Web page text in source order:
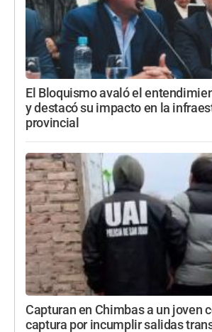
El Bloquismo avaló el
y destacó su impacto en la
provincial
Capturan en Chimbas a un joven
captura por incumplir salidas